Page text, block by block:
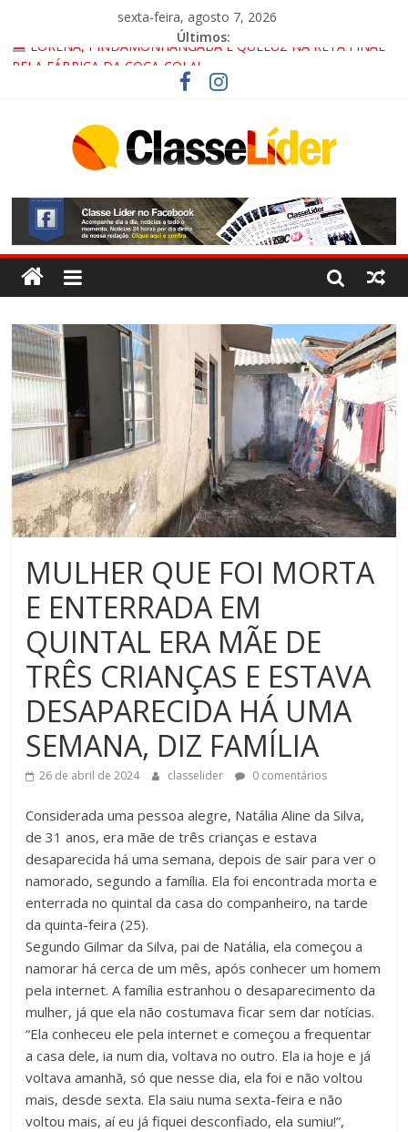
sexta-feira, agosto 7, 2026
Últimos:
LORENA, PINDAMONHANGABA E QUELUZ NA RETA FINAL
PELA FÁBRICA DA COCA-COLA!
CRUZEIRO VIRA CENÁRIO DE FILME NACIONAL COM ESTREIA
“HÁ PRESENÇA DO COMANDO VERMELHO NO VALE”, AFIRMA
ACESSO À APARECIDA NA DUTRA SERÁ BLOQUEADO NO FIM
DE SEMANA; MOTORISTAS DEVEM USAR ROTAS
ALTERNATIVAS
MULHER QUE FOI MORTA
E ENTERRADA EM
QUINTAL ERA MÃE DE
TRÊS CRIANÇAS E ESTAVA
DESAPARECIDA HÁ UMA
SEMANA, DIZ FAMÍLIA
26 de abril de 2024 classelider 0 comentários
Considerada uma pessoa alegre, Natália Aline da Silva,
de 31 anos, era mãe de três crianças e estava
desaparecida há uma semana, depois de sair para ver o
namorado, segundo a família. Ela foi encontrada morta e
enterrada no quintal da casa do companheiro, na tarde
da quinta-feira (25).
Segundo Gilmar da Silva, pai de Natália, ela começou a
namorar há cerca de um mês, após conhecer um homem
pela internet. A família estranhou o desaparecimento da
mulher, já que ela não costumava ficar sem dar notícias.
“Ela conheceu ele pela internet e começou a frequentar
a casa dele, ia num dia, voltava no outro. Ela ia hoje e já
voltava amanhã, só que nesse dia, ela foi e não voltou
mais, desde sexta. Ela saiu numa sexta-feira e não
voltou mais, aí eu já fiquei desconfiado, ela sumiu!”,